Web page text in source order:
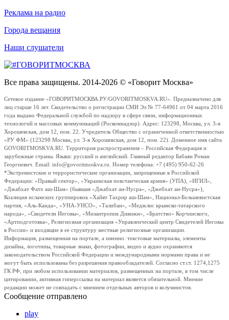
Реклама на радио
Города вещания
Наши слушатели
Все права защищены. 2014-2026 © «Говорит Москва»
Сетевое издание «ГОВОРИТМОСКВА.РУ/GOVORITMOSKVA.RU». Предназначено для
лиц старше 16 лет. Свидетельство о регистрации СМИ Эл № 77-64961 от 04 марта 2016
года выдано Федеральной службой по надзору в сфере связи, информационных
технологий и массовых коммуникаций (Роскомнадзор). Адрес: 123298, Москва, ул. 3-я
Хорошевская, дом 12, пом. 22. Учредитель Общество с ограниченной ответственностью
«РУ ФМ» (123298 Москва, ул. 3-я Хорошевская, дом 12, пом. 22). Доменное имя сайта
GOVORITMOSKVA.RU. Территория распространения – Российская Федерация и
зарубежные страны. Языки: русский и английский. Главный редактор Бабаян Роман
Георгиевич. Email: info@govoritmoskva.ru. Номер телефона: +7 (495) 950-62-26
*Экстремистские и террористические организации, запрещенные в Российской
Федерации: «Правый сектор», «Украинская повстанческая армия» (УПА), «ИГИЛ»,
«Джабхат Фатх аш-Шам» (бывшая «Джабхат ан-Нусра», «Джебхат ан-Нусра»),
Коалиция исламских группировок «Хайят Тахрир аш-Шам», Национал-Большевистская
партия, «Аль-Каида», «УНА-УНСО», «Талибан», «Меджлис крымско-татарского
народа», «Свидетели Иеговы», «Мизантропик Дивижн», «Братство» Корчинского,
«Артподготовка», Религиозная организация «Управленческий центр Свидетелей Иеговы
в России» и входящие в ее структуру местные религиозные организации.
Информация, размещенная на портале, а именно: текстовые материалы, элементы
дизайна, логотипы, товарные знаки, фотографии, видео и аудио охраняются
законодательством Российской Федерации и международными нормами права и не
могут быть использованы без разрешения правообладателей. Согласно ст.ст. 1274,1275
ГК РФ, при любом использовании материалов, размещенных на портале, в том числе
цитировании, активная гиперссылка на материал является обязательной. Мнение
редакции может не совпадать с мнением отдельных авторов и колумнистов.
Сообщение отправлено
play